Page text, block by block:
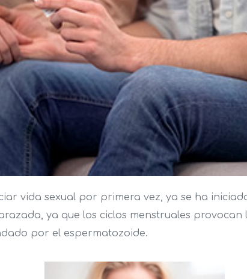
vida sexual por primera vez, ya se ha
ya que los ciclos menstruales provocan
por el espermatozoide.